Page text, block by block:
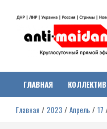
Украине
о гражданской войне на
ДНР, ЛНР и других регионах.
ГЛАВНАЯ КОЛЛЕКТИВ
Главная 2023 Апрель 17